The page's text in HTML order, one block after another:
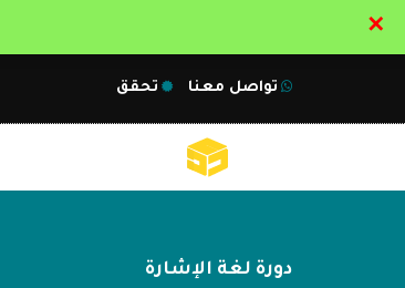
تواصل معنا تحقق
دورة لغة الإشارة
✕